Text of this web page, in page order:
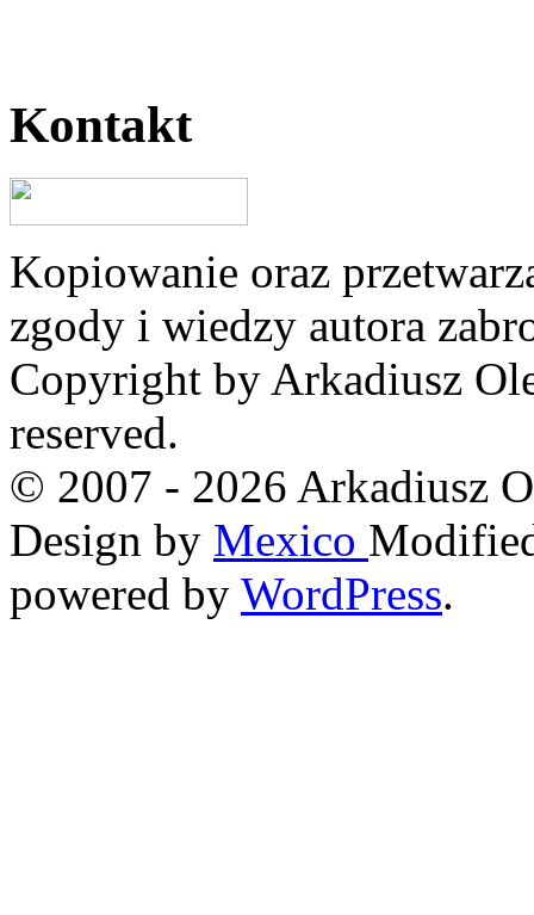
Kontakt
Kopiowanie oraz
zgody i wiedzy autora
Copyright by Arkadiusz
reserved.
© 2007 - 2026 Arkadiusz
Design by Mexico
powered by WordPress.